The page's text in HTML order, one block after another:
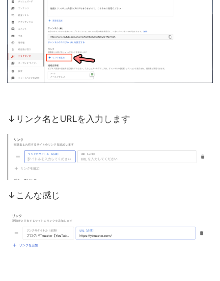
↓リンク名とURLを入力します
↓こんな感じ